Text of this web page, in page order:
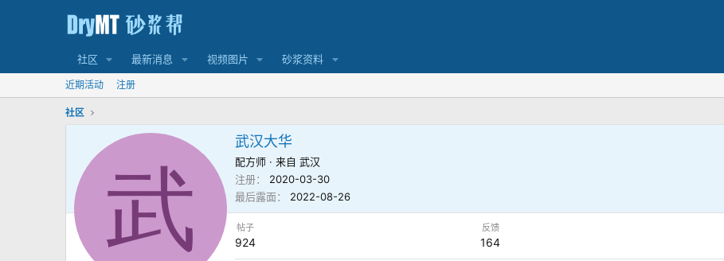
社区 最新消息 视频图片 砂浆资料
近期活动 注册
社区
武
武汉大华
配方师 · 来自 武汉
注册
2020-03-30
最后露面
2022-08-26
帖子
924
反馈
164